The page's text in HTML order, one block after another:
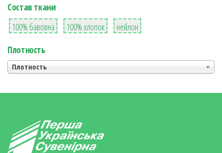
Состав ткани
8
100% бавовна
36
100% хлопок
2
нейлон
Плотность
Плотность